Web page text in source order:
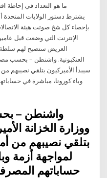
‬بإحصاء‭ ‬كل‭ ‬شخ صوتت هيئة
الإنترنت التي وضعت قبل
العريض ستصبح لهم
العنكبوتية. واشنطن – بحسب
سيبدأ الأميركيون بتلقي نصيبهم
وباء كورونا، مباشرة في
واشنطن –
ووزارة الخزانة
بتلقي نصيبهم من
لمواجهة أزمة
حساباتهم